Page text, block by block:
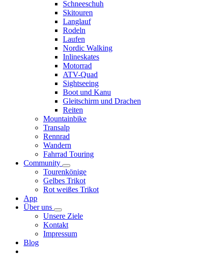
Schneeschuh
Skitouren
Langlauf
Rodeln
Laufen
Nordic Walking
Inlineskates
Motorrad
ATV-Quad
Sightseeing
Boot und Kanu
Gleitschirm und Drachen
Reiten
Mountainbike
Transalp
Rennrad
Wandern
Fahrrad Touring
Community
Tourenkönige
Gelbes Trikot
Rot weißes Trikot
App
Über uns
Unsere Ziele
Kontakt
Impressum
Blog